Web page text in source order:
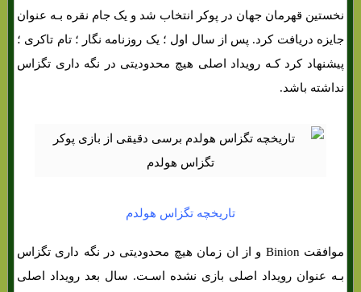
نخستین قهرمان جهان در پوکر انتخاب شد و یک جام نقره بـه عنوان
جایزه دریافت کرد. پس از سال اول ؛ یک روزنامه نگار ؛ تام تاکری ؛
پیشنهاد کرد کـه رویداد اصلی هیچ محدودیتی در نگه داری تگزاس
نداشته باشد.
تاریخچه تگزاس هولدم
موافقت Binion و از ان زمان هیچ محدودیتی در نگه داری تگزاس
بـه عنوان رویداد اصلی بازی نشده اسـت. سال بعد رویداد اصلی